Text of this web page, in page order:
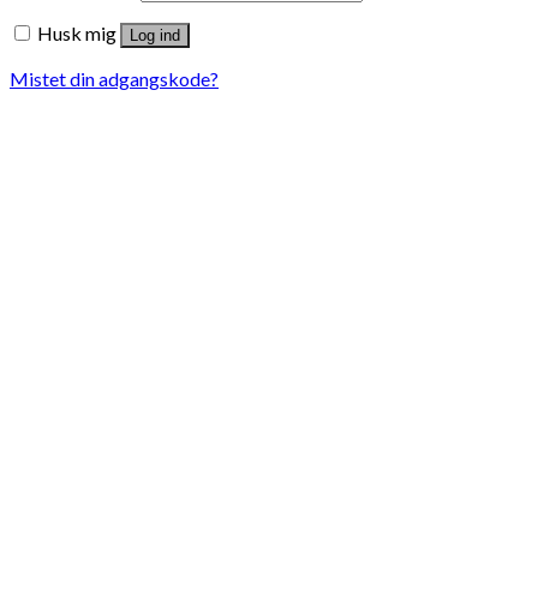
Husk mig
Log ind
Mistet din adgangskode?